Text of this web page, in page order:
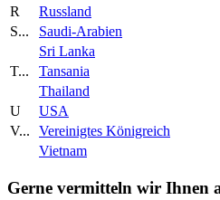
R
Russland
S...
Saudi-Arabien
Sri Lanka
T...
Tansania
Thailand
U
USA
V...
Vereinigtes Königreich
Vietnam
Gerne vermitteln wir Ihnen